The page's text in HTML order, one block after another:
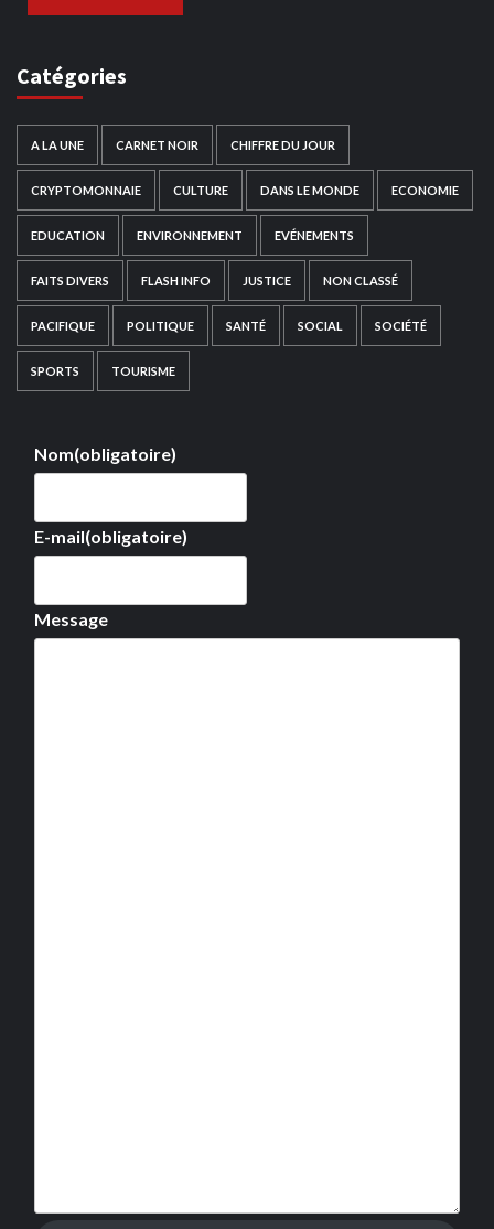
Catégories
A LA UNE CARNET NOIR CHIFFRE DU JOUR
CRYPTOMONNAIE CULTURE DANS LE MONDE ECONOMIE
EDUCATION ENVIRONNEMENT EVÉNEMENTS
FAITS DIVERS FLASH INFO JUSTICE NON CLASSÉ
PACIFIQUE POLITIQUE SANTÉ SOCIAL SOCIÉTÉ
SPORTS TOURISME
Nom(obligatoire)
E-mail(obligatoire)
Message